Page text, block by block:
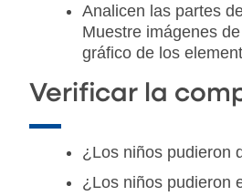
Analicen las partes
Muestre imágenes
gráfico de los
Verificar la
¿Los niños pudieron
¿Los niños pudieron